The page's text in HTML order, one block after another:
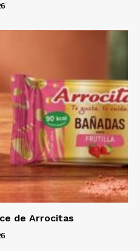
de Arrocitas